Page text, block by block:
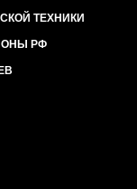
ТЕХНИКИ
РФ